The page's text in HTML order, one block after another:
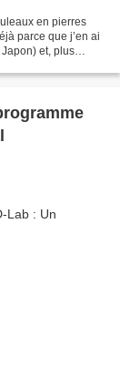
en pierres
parce que j’en ai
et, plus